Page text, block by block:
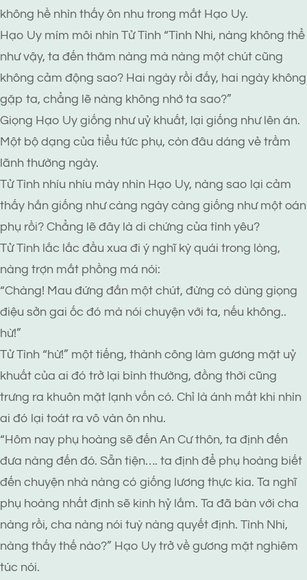
không hề nhìn thấy ôn nhu trong mắt Hạo Uy.
Hạo Uy mím môi nhìn Tử Tình “Tình Nhi, nàng không thể
như vậy, ta đến thăm nàng mà nàng một chút cũng
không cảm động sao? Hai ngày rồi đấy, hai ngày không
gặp ta, chẳng lẽ nàng không nhớ ta sao?”
Giọng Hạo Uy giống như uỷ khuất, lại giống như lên án.
Một bộ dạng của tiểu tức phụ, còn đâu dáng vẻ trầm
lãnh thường ngày.
Tử Tình nhíu nhíu mày nhìn Hạo Uy, nàng sao lại cảm
thấy hắn giống như càng ngày càng giống như một oán
phụ rồi? Chẳng lẽ đây là di chứng của tình yêu?
Tử Tình lắc lắc đầu xua đi ý nghĩ kỳ quái trong lòng,
nàng trợn mắt phồng má nói:
“Chàng! Mau đứng đắn một chút, đừng có dùng giọng
điệu sởn gai ốc đó mà nói chuyện với ta, nếu không..
hừ!”
Tử Tình “hừ!” một tiếng, thành công làm gương mặt uỷ
khuất của ai đó trở lại bình thường, đồng thời cũng
trưng ra khuôn mặt lạnh vốn có. Chỉ là ánh mắt khi nhìn
ai đó lại toát ra vô vàn ôn nhu.
“Hôm nay phụ hoàng sẽ đến An Cư thôn, ta định đến
đưa nàng đến đó. Sẵn tiện…. ta định để phụ hoàng biết
đến chuyện nhà nàng có giống lương thực kia. Ta nghĩ
phụ hoàng nhất định sẽ kinh hỷ lắm. Ta đã bàn với cha
nàng rồi, cha nàng nói tuỳ nàng quyết định. Tình Nhi,
nàng thấy thế nào?” Hạo Uy trở về gương mặt nghiêm
túc nói.